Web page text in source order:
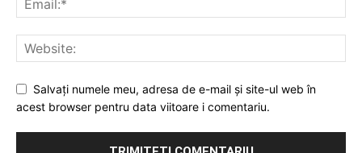
Salvați numele meu, adresa de e-mail și site-ul web în
acest browser pentru data viitoare i comentariu.